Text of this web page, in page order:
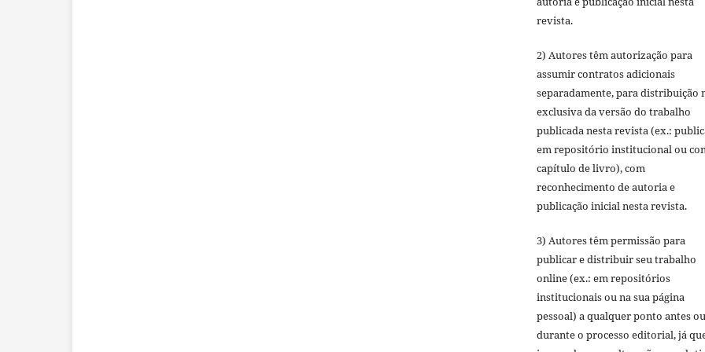
revista.
2) Autores têm autorização para
assumir contratos adicionais
separadamente, para distribuição
exclusiva da versão do trabalho
publicada nesta revista (ex.:
em repositório institucional ou
capítulo de livro), com
reconhecimento de autoria e
publicação inicial nesta revista.
3) Autores têm permissão para
publicar e distribuir seu trabalho
online (ex.: em repositórios
institucionais ou na sua página
pessoal) a qualquer ponto antes ou
durante o processo editorial, já